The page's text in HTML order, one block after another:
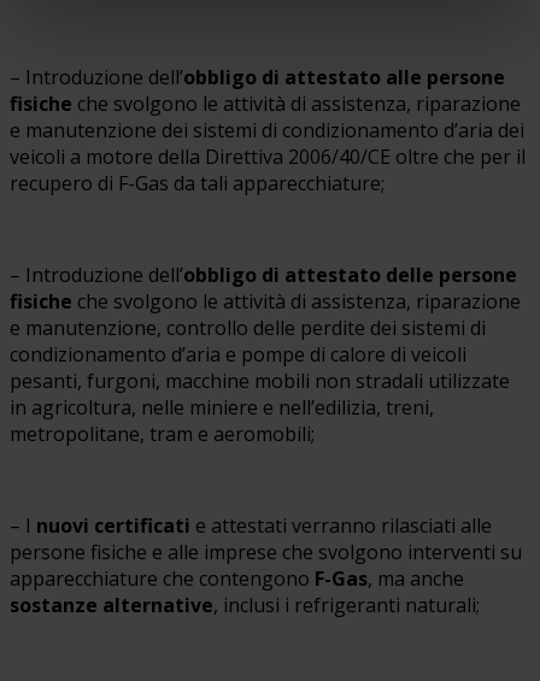
– Introduzione dell’obbligo di attestato alle persone
fisiche che svolgono le attività di assistenza, riparazione
e manutenzione dei sistemi di condizionamento d’aria dei
veicoli a motore della Direttiva 2006/40/CE oltre che per il
recupero di F-Gas da tali apparecchiature;
– Introduzione dell’obbligo di attestato delle persone
fisiche che svolgono le attività di assistenza, riparazione
e manutenzione, controllo delle perdite dei sistemi di
condizionamento d’aria e pompe di calore di veicoli
pesanti, furgoni, macchine mobili non stradali utilizzate
in agricoltura, nelle miniere e nell’edilizia, treni,
metropolitane, tram e aeromobili;
– I nuovi certificati e attestati verranno rilasciati alle
persone fisiche e alle imprese che svolgono interventi su
apparecchiature che contengono F-Gas, ma anche
sostanze alternative, inclusi i refrigeranti naturali;